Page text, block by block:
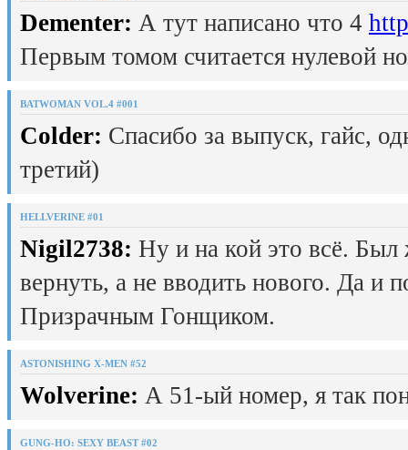
Dementer: А тут написано что 4
Первым томом считается нулевой
BATWOMAN VOL.4 #001
Colder: Спасибо за выпуск, гайс,
третий)
HELLVERINE #01
Nigil2738: Ну и на кой это всё.
вернуть, а не вводить нового. Да и
Призрачным Гонщиком.
ASTONISHING X-MEN #52
Wolverine: А 51-ый номер, я так
GUNG-HO: SEXY BEAST #02